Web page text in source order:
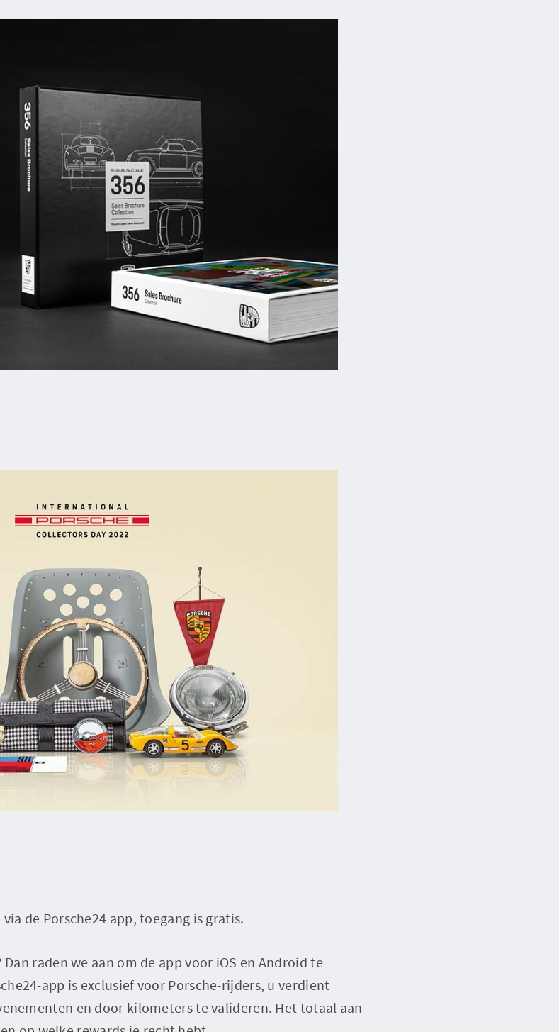
de Porsche24 app, toegang is gratis.
raden we aan om de app voor iOS en Android te
app is exclusief voor Porsche-rijders, u verdient
en door kilometers te valideren. Het totaal aan